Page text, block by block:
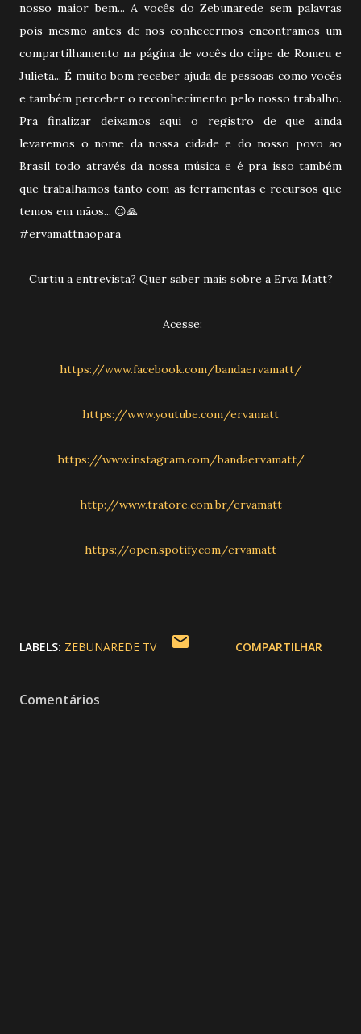
nosso maior bem... A vocês do Zebunarede sem palavras
pois mesmo antes de nos conhecermos encontramos um
compartilhamento na página de vocês do clipe de Romeu e
Julieta... É muito bom receber ajuda de pessoas como vocês
e também perceber o reconhecimento pelo nosso trabalho.
Pra finalizar deixamos aqui o registro de que ainda
levaremos o nome da nossa cidade e do nosso povo ao
Brasil todo através da nossa música e é pra isso também
que trabalhamos tanto com as ferramentas e recursos que
temos em mãos... 😉🙏
#ervamattnaopara
Curtiu a entrevista? Quer saber mais sobre a Erva Matt?
Acesse:
https://www.facebook.com/bandaervamatt/
https://www.youtube.com/ervamatt
https://www.instagram.com/bandaervamatt/
http://www.tratore.com.br/ervamatt
https://open.spotify.com/ervamatt
LABELS: ZEBUNAREDE TV COMPARTILHAR
Comentários